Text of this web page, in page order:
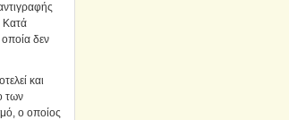
Κατά
δεν
και
των
ο οποίος